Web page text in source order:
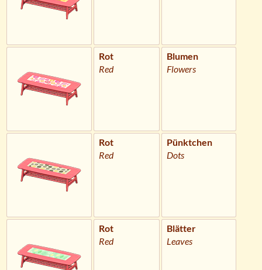
Rot
Red
Blumen
Flowers
Rot
Red
Pünktchen
Dots
Rot
Red
Blätter
Leaves